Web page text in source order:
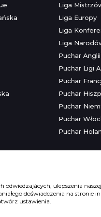
Liga
Liga Europy
Liga
Liga
Puchar Anglii
Puchar Ligi
Puchar
Puchar
Puchar
Puchar
Puchar
Serwis wyłącznie dla osób
odwiedzających, ulepszenia
doświadczenia na stronie
ustawienia.